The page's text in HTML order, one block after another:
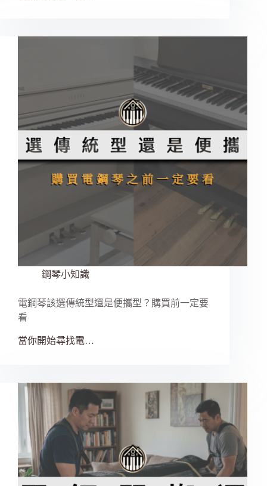
鋼琴小知識
電鋼琴該選傳統型還是便攜型？購買前一定要
看
當你開始尋找電…